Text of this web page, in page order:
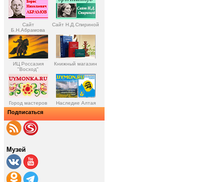
Сайт
Б.Н.Абрамова
Сайт Н.Д.Спириной
ИЦ Россазия
"Восход"
Книжный магазин
Город мастеров Наследие Алтая
Подписаться
Музей